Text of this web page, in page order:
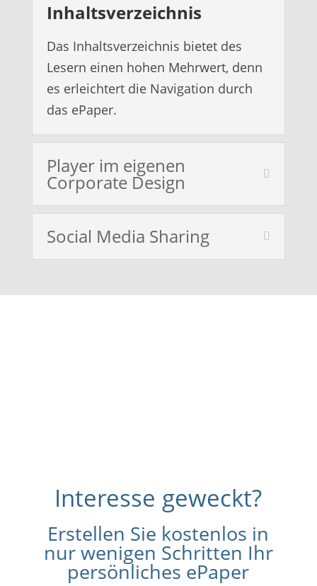
Inhaltsverzeichnis
Das Inhaltsverzeichnis bietet des
Lesern einen hohen Mehrwert, denn
es erleichtert die Navigation durch
das ePaper.
Player im eigenen
Corporate Design
Social Media Sharing
Interesse geweckt?
Erstellen Sie kostenlos in
nur wenigen Schritten Ihr
persönliches ePaper